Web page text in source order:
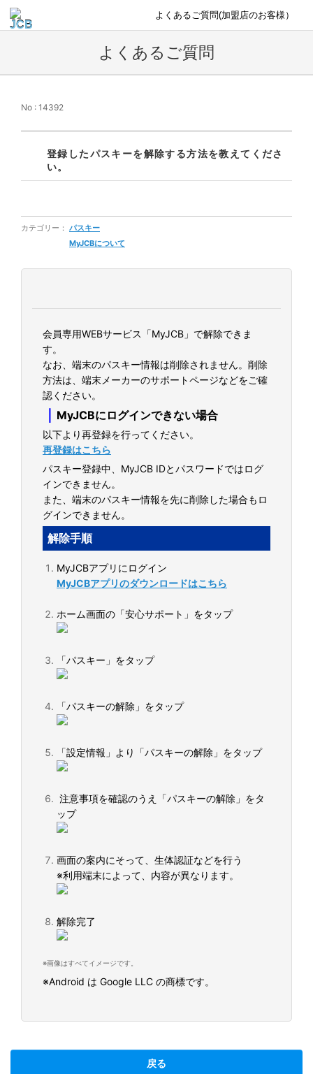
よくあるご質問(加盟店のお客様）
よくあるご質問
No : 14392
登録したパスキーを解除する方法を教えてくださ
い。
カテゴリー： パスキー
MyJCBについて
会員専用WEBサービス「MyJCB」で解除できま
す。
なお、端末のパスキー情報は削除されません。削除
方法は、端末メーカーのサポートページなどをご確
認ください。
｜ MyJCBにログインできない場合
以下より再登録を行ってください。
再登録はこちら
パスキー登録中、MyJCB IDとパスワードではログ
インできません。
また、端末のパスキー情報を先に削除した場合もロ
グインできません。
解除手順
MyJCBアプリにログイン
MyJCBアプリのダウンロードはこちら
ホーム画面の「安心サポート」をタップ
「パスキー」をタップ
「パスキーの解除」をタップ
「設定情報」より「パスキーの解除」をタップ
注意事項を確認のうえ「パスキーの解除」をタ
ップ
画面の案内にそって、生体認証などを行う
※利用端末によって、内容が異なります。
解除完了
※画像はすべてイメージです。
※Android は Google LLC の商標です。
戻る